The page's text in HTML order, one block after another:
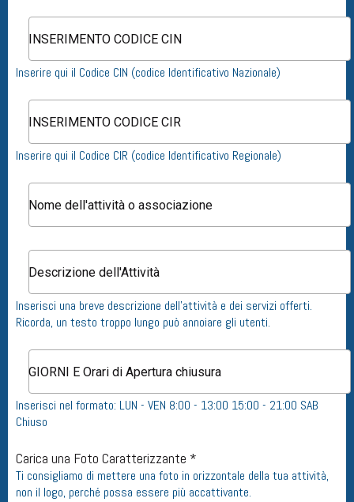
Inserire qui il Codice CIN (codice Identificativo Nazionale)
Inserire qui il Codice CIR (codice Identificativo Regionale)
Inserisci una breve descrizione dell'attività e dei servizi offerti.
Ricorda, un testo troppo lungo può annoiare gli utenti.
Inserisci nel formato: LUN - VEN 8:00 - 13:00 15:00 - 21:00 SAB
Chiuso
Carica una Foto Caratterizzante *
Ti consigliamo di mettere una foto in orizzontale della tua attività,
non il logo, perché possa essere più accattivante.